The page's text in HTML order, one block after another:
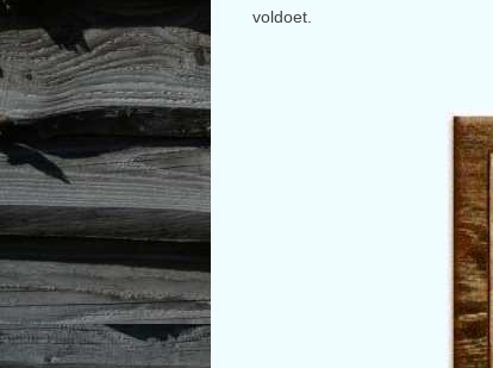
voldoet.